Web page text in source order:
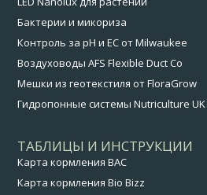
Бактерии и микориза
Контроль за pH и EC от Milwaukee
Воздуховоды AFS Flexible Duct Co
Мешки из геотекстиля от FloraGrow
Гидропонные системы Nutriculture UK
ТАБЛИЦЫ И ИНСТРУКЦИИ
Карта кормления BAC
Карта кормления Bio Bizz